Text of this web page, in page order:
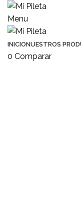
Menu
INICIONUESTROS
0 Comparar